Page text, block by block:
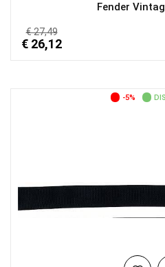
Fender
€ 27,49
€ 26,12
-5%